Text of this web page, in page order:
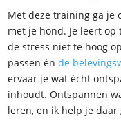
Met deze training ga je
met je hond. Je leert
de stress niet te hoog
passen énde
ervaar je wat écht
inhoudt. Ontspannen
leren, en ik help je daar